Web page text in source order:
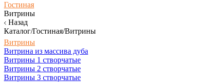
Гостиная
Витрины
Назад
Каталог/Гостиная/Витрины
Витрины
Витрина из массива дуба
Витрины 1 створчатые
Витрины 2 створчатые
Витрины 3 створчатые